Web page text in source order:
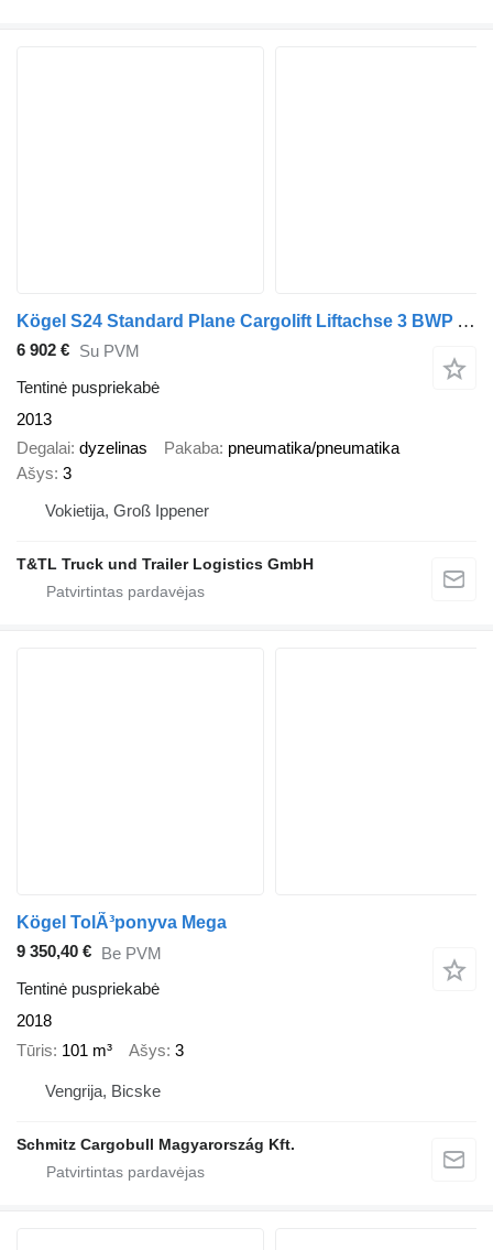
Kögel S24 Standard Plane Cargolift Liftachse 3 BWP Ach
6 902 € Su PVM
Tentinė puspriekabė
2013
Degalai dyzelinas Pakaba pneumatika/pneumatika
Ašys 3
Vokietija, Groß Ippener
T&TL Truck und Trailer Logistics GmbH
Kögel TolÃ³ponyva Mega
9 350,40 € Be PVM
Tentinė puspriekabė
2018
Tūris 101 m³ Ašys 3
Vengrija, Bicske
Schmitz Cargobull Magyarország Kft.